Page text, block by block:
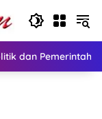
dan